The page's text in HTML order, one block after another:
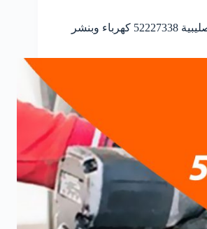
رقم خدمة بنشر الصليبية 52227338 كهرباء وبنشر